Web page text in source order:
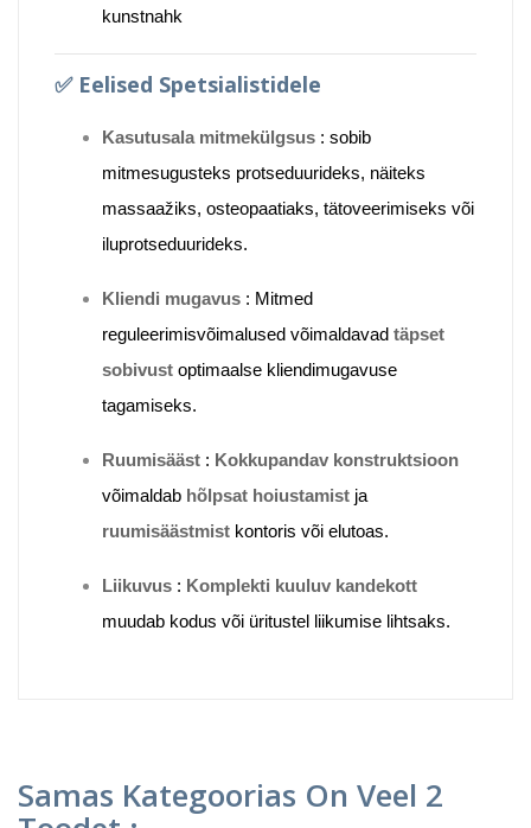
kunstnahk
✅ Eelised Spetsialistidele
Kasutusala mitmekülgsus : sobib
mitmesugusteks protseduurideks, näiteks
massaažiks, osteopaatiaks, tätoveerimiseks või
iluprotseduurideks.
Kliendi mugavus : Mitmed
reguleerimisvõimalused võimaldavad täpset
sobivust optimaalse kliendimugavuse
tagamiseks.
Ruumisääst : Kokkupandav konstruktsioon
võimaldab hõlpsat hoiustamist ja
ruumisäästmist kontoris või elutoas.
Liikuvus : Komplekti kuuluv kandekott
muudab kodus või üritustel liikumise lihtsaks.
Samas Kategoorias On Veel 2